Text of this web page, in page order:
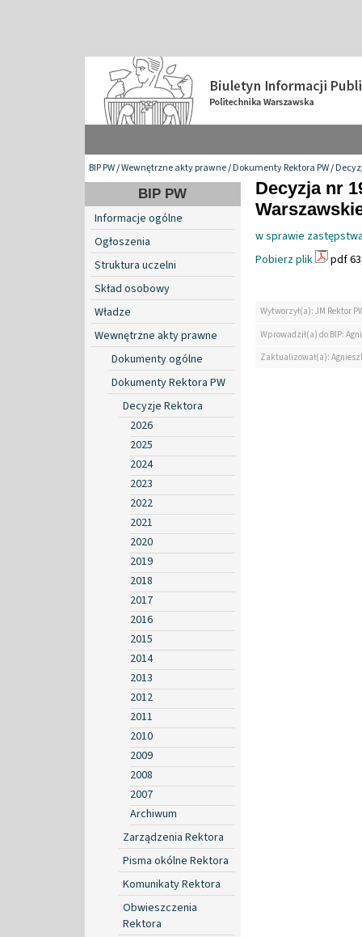
BIP PW/Wewnętrzne akty prawne/Dokumenty Rektora PW/
BIP PW
Informacje ogólne
Ogłoszenia
Struktura uczelni
Skład osobowy
Władze
Wewnętrzne akty prawne
Dokumenty ogólne
Dokumenty Rektora PW
Decyzje Rektora
2026
2025
2024
2023
2022
2021
2020
2019
2018
2017
2016
2015
2014
2013
2012
2011
2010
2009
2008
2007
Archiwum
Zarządzenia Rektora
Pisma okólne Rektora
Komunikaty Rektora
Obwieszczenia
Rektora
Decyzja nr
w sprawie
Pobierz plik
pdf
Wytworzył(a): JM Rektor
Wprowadził(a) do BIP:
Zaktualizował(a):